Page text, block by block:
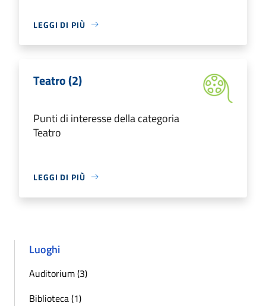
LEGGI DI PIÙ
Teatro (2)
Punti di interesse della categoria
Teatro
LEGGI DI PIÙ
Luoghi
Auditorium (3)
Biblioteca (1)